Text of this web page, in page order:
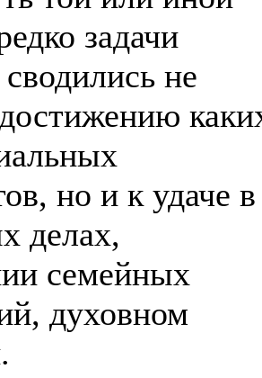
задачи
не
но и к удаче в
делах,
семейных
духовном